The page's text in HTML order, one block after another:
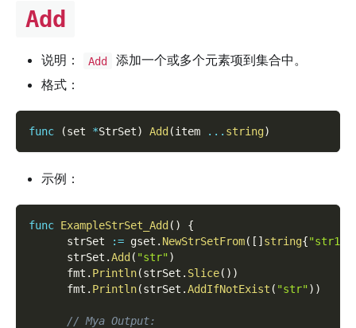
Add
说明： Add
添加一个或多个元素项到集合中。
格式：
func (set *StrSet) Add(item ... string)
示例：
func ExampleStrSet_Add( )
{
      strSet
:= gset . NewStrSetFrom( [ ]string{"str1"
      strSet
.Add( "str")
      fmt
. Println(strSet . Slice( ) )
      fmt
. Println(strSet .AddIfNotExist ( "str") )
// Mya Output: